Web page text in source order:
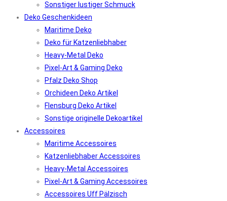
Sonstiger lustiger Schmuck
Deko Geschenkideen
Maritime Deko
Deko für Katzenliebhaber
Heavy-Metal Deko
Pixel-Art & Gaming Deko
Pfalz Deko Shop
Orchideen Deko Artikel
Flensburg Deko Artikel
Sonstige originelle Dekoartikel
Accessoires
Maritime Accessoires
Katzenliebhaber Accessoires
Heavy-Metal Accessoires
Pixel-Art & Gaming Accessoires
Accessoires Uff Pälzisch